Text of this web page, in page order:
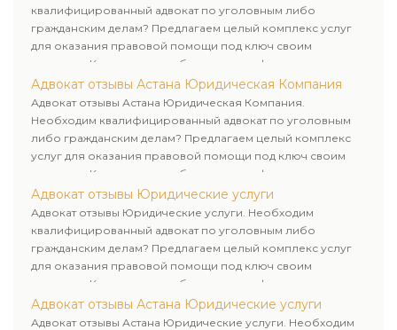
квалифицированный адвокат по уголовным либо
гражданским делам? Предлагаем целый комплекс услуг
для оказания правовой помощи под ключ своим
клиентам. Комплексное обслуживание физических и
юридических лиц. Индивидуальный подход к каждому
клиенту.
Адвокат отзывы Астана Юридическая Компания
Адвокат отзывы Астана Юридическая Компания.
Необходим квалифицированный адвокат по уголовным
либо гражданским делам? Предлагаем целый комплекс
услуг для оказания правовой помощи под ключ своим
клиентам. Комплексное обслуживание физических и
юридических лиц. Индивидуальный подход к каждому
клиенту.
Адвокат отзывы Юридические услуги
Адвокат отзывы Юридические услуги. Необходим
квалифицированный адвокат по уголовным либо
гражданским делам? Предлагаем целый комплекс услуг
для оказания правовой помощи под ключ своим
клиентам. Комплексное обслуживание физических и
юридических лиц. Индивидуальный подход к каждому
клиенту.
Адвокат отзывы Астана Юридические услуги
Адвокат отзывы Астана Юридические услуги. Необходим